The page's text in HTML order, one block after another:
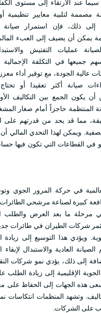
سيما عند الارتقاء إلى مستوى
لتلبية معايير تنظيمية أو
إلى ذلك، فإن استمرار
يمكن أن يضيف إلى العبء
عمليات التفتيش
جميعها في التكلفة الإجمالية
عالية الجودة، مع توفير أداء
صيانة أكثر تعقيدا أو
يكون الجمع بين التكاليف
المنتظمة حاجزاً أمام صغار
مما قد يحد من قدرتهم على
ويمكن لهذا التحدي المالي
في القطاعات التي تكون فيها
في حركة المرور الجوي
كبيرة لصناعة مرشحي
مرحلة ما بعد العرض والطلب
شركات الطيران في طائرات
ويؤدي هذا التوسيع إلى
العادية والاستبدال
إلى ذلك، يؤدي نمو شركات
الإقليمية إلى زيادة
هذه الجهات إلى الحفاظ على
وتشهد المنظمات انتكاسات
على الشركات.